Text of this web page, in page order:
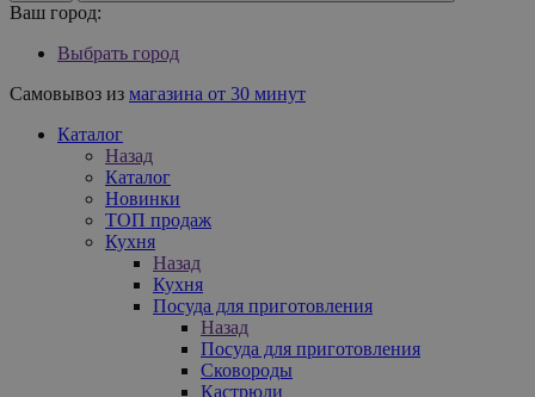
Ваш город:
Выбрать город
Самовывоз из магазина от 30 минут
Каталог
Назад
Каталог
Новинки
ТОП продаж
Кухня
Назад
Кухня
Посуда для приготовления
Назад
Посуда для приготовления
Сковороды
Кастрюли